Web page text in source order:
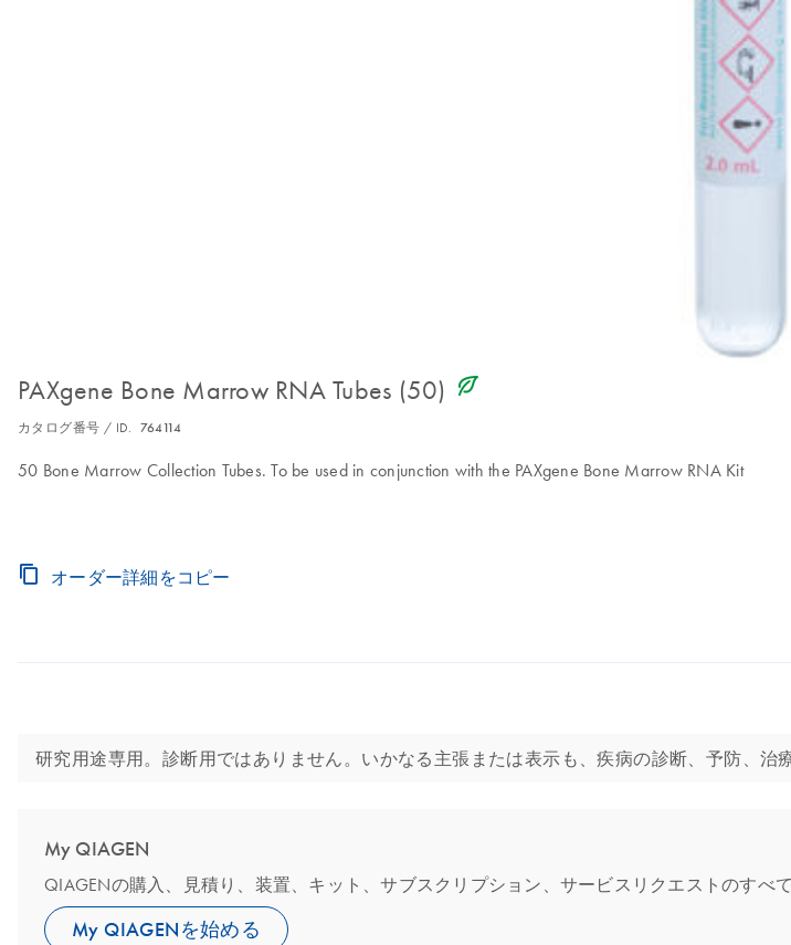
PAXgene Bone Marrow RNA Tubes (50) icon_0368_ls_gen_eco_friendly-s
カタログ番号 / ID. 764114
50 Bone Marrow Collection Tubes. To be used in conjunction with the PAXgene Bone Marrow RNA Kit
オーダー詳細をコピー
研究用途専用。診断用ではありません。いかなる主張または表示も、疾病の診断、予防、治
My QIAGEN
QIAGENの購入、見積り、装置、キット、サブスクリプション、サービスリクエストのすべ
My QIAGENを始める